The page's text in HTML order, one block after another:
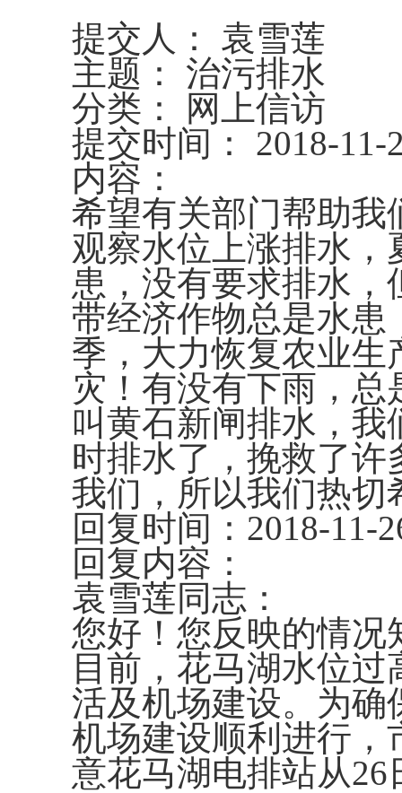
提交人： 袁雪莲
主题： 治污排水
分类： 网上信访
提交时间： 2018-11-
内容：
希望有关部门帮助我
观察水位上涨排水
患，没有要求排水
带经济作物总是水
季，大力恢复农业
灾！有没有下雨，
叫黄石新闸排水，
时排水了，挽救了
我们，所以我们热切
回复时间：2018-11-
回复内容：
袁雪莲同志：
您好！您反映的情况
目前，花马湖水位
活及机场建设。为确
机场建设顺利进行，
意花马湖电排站从